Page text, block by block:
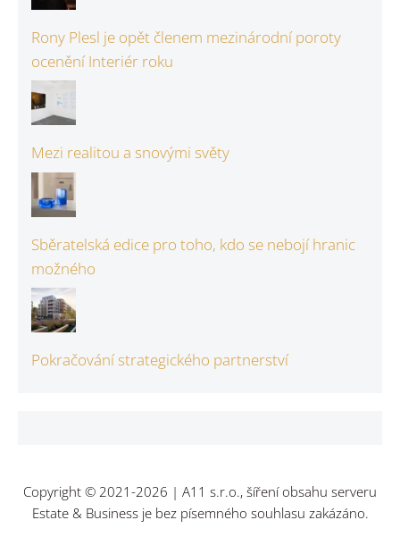
Rony Plesl je opět členem mezinárodní poroty
ocenění Interiér roku
Mezi realitou a snovými světy
Sběratelská edice pro toho, kdo se nebojí hranic
možného
Pokračování strategického partnerství
Copyright © 2021-2026 | A11 s.r.o., šíření obsahu serveru
Estate & Business je bez písemného souhlasu zakázáno.